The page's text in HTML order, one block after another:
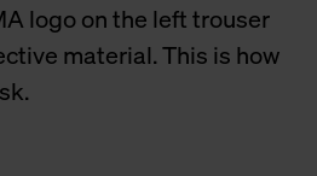
logo on the left trouser
material. This is how